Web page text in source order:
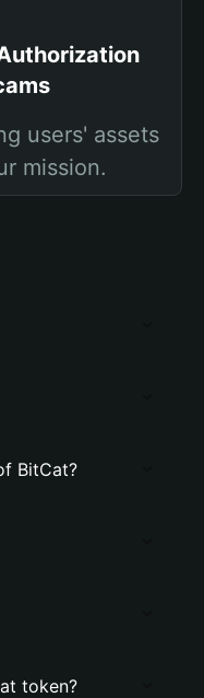
users' assets
mission.
BitCat?
token?